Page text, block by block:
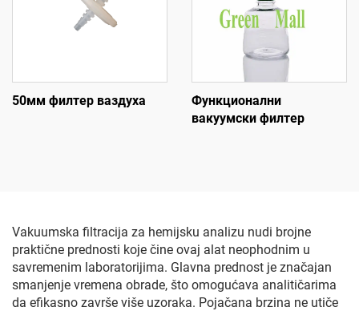
50мм филтер ваздуха
Функционални
вакуумски филтер
Vakuumska filtracija za hemijsku analizu nudi brojne
praktične prednosti koje čine ovaj alat neophodnim u
savremenim laboratorijima. Glavna prednost je značajan
smanjenje vremena obrade, što omogućava analitičarima
da efikasno završe više uzoraka. Pojačana brzina ne utiče